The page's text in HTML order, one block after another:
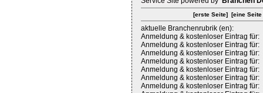
[erste Seite] [eine
aktuelle Branchenrubrik (en):
Anmeldung & kostenloser Eintrag für:
Anmeldung & kostenloser Eintrag für:
Anmeldung & kostenloser Eintrag für:
Anmeldung & kostenloser Eintrag für:
Anmeldung & kostenloser Eintrag für:
Anmeldung & kostenloser Eintrag für:
Anmeldung & kostenloser Eintrag für: